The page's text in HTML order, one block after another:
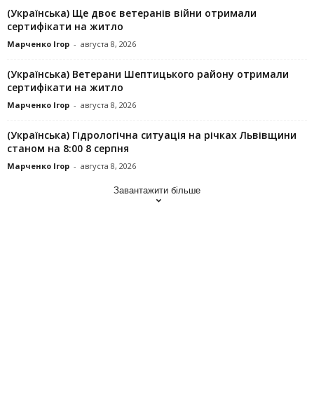
(Українська) Ще двоє ветеранів війни отримали
сертифікати на житло
Марченко Ігор - августа 8, 2026
(Українська) Ветерани Шептицького району отримали
сертифікати на житло
Марченко Ігор - августа 8, 2026
(Українська) Гідрологічна ситуація на річках Львівщини
станом на 8:00 8 серпня
Марченко Ігор - августа 8, 2026
Завантажити більше